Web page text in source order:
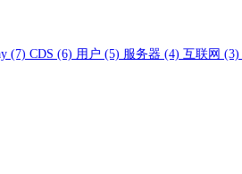
(7) CDS (6) 用户 (5) 服务器 (4) 互联网 (3)